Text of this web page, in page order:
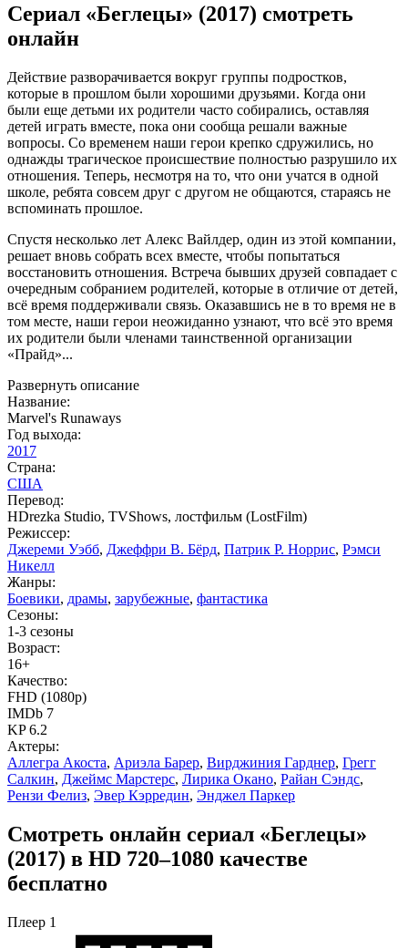
Сериал «Беглецы» (2017) смотреть
онлайн
Действие разворачивается вокруг группы подростков,
которые в прошлом были хорошими друзьями. Когда они
были еще детьми их родители часто собирались, оставляя
детей играть вместе, пока они сообща решали важные
вопросы. Со временем наши герои крепко сдружились, но
однажды трагическое происшествие полностью разрушило их
отношения. Теперь, несмотря на то, что они учатся в одной
школе, ребята совсем друг с другом не общаются, стараясь не
вспоминать прошлое.
Спустя несколько лет Алекс Вайлдер, один из этой компании,
решает вновь собрать всех вместе, чтобы попытаться
восстановить отношения. Встреча бывших друзей совпадает с
очередным собранием родителей, которые в отличие от детей,
всё время поддерживали связь. Оказавшись не в то время не в
том месте, наши герои неожиданно узнают, что всё это время
их родители были членами таинственной организации
«Прайд»...
Развернуть описание
Название:
Marvel's Runaways
Год выхода:
2017
Страна:
США
Перевод:
HDrezka Studio, TVShows, лостфильм (LostFilm)
Режиссер:
Джереми Уэбб, Джеффри В. Бёрд, Патрик Р. Норрис, Рэмси
Никелл
Жанры:
Боевики, драмы, зарубежные, фантастика
Сезоны:
1-3 сезоны
Возраст:
16+
Качество:
FHD (1080p)
IMDb 7
KP 6.2
Актеры:
Аллегра Акоста, Ариэла Барер, Вирджиния Гарднер, Грегг
Салкин, Джеймс Марстерс, Лирика Окано, Райан Сэндс,
Рензи Фелиз, Эвер Кэрредин, Энджел Паркер
Смотреть онлайн сериал «Беглецы»
(2017) в HD 720–1080 качестве
бесплатно
Плеер 1